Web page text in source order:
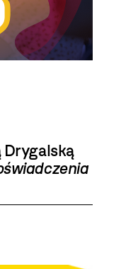
Drygalską